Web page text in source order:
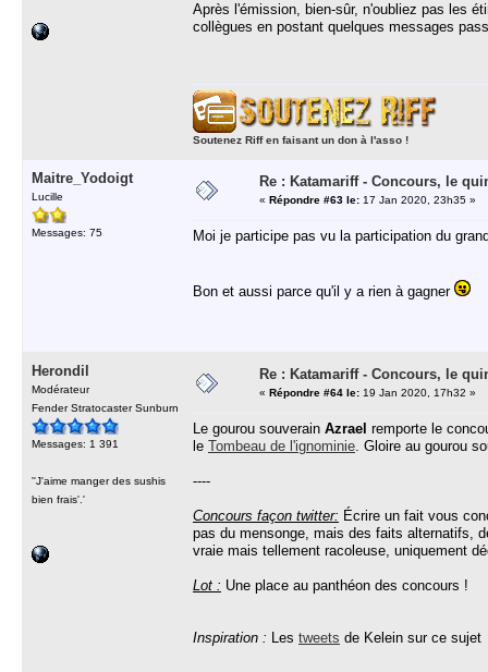
Après l'émission, bien-sûr, n'oubliez pas les
collègues en postant quelques messages
Soutenez Riff en faisant un don à l'asso !
Maitre_Yodoigt
Lucille
Messages: 75
Re : Katamariff - Concours, le
« Répondre #63 le: 17 Jan 2020, 23h35 »
Moi je participe pas vu la participation du
Bon et aussi parce qu'il y a rien à gagner
Herondil
Modérateur
Fender Stratocaster Sunburn
Messages: 1 391
''J'aime manger des sushis
bien frais'.'
Re : Katamariff - Concours, le
« Répondre #64 le: 19 Jan 2020, 17h32 »
Le gourou souverain Azrael remporte le
le Tombeau de l'ignominie. Gloire au gourou
----
Concours façon twitter: Écrire un fait vous
pas du mensonge, mais des faits alternatifs,
vraie mais tellement racoleuse, uniquement
Lot : Une place au panthéon des concours !
Inspiration : Les tweets de Kelein sur ce sujet